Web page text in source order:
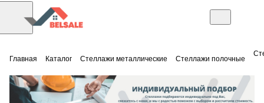
Главная Каталог Стеллажи металлические Стеллажи полочные